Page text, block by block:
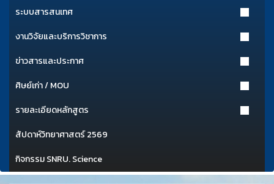
ระบบสารสนเทศ
งานวิจัยและบริการวิชาการ
ข่าวสารและประกาศ
ศิษย์เก่า / MOU
รายละเอียดหลักสูตร
สัปดาห์วิทยาศาสตร์ 2569
กิจกรรม SNRU. Science